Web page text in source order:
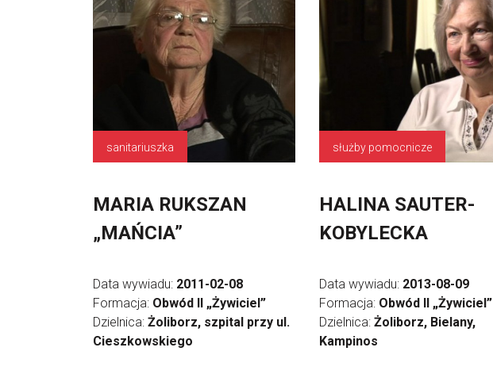
sanitariuszka
MARIA RUKSZAN
„MAŃCIA”
Data wywiadu: 2011-02-08
Formacja: Obwód II „Żywiciel”
Dzielnica: Żoliborz, szpital przy ul.
Cieszkowskiego
służby pomocnicze
HALINA SAUTER-
KOBYLECKA
Data wywiadu: 2013-08-09
Formacja: Obwód II „Żywiciel”
Dzielnica: Żoliborz, Bielany,
Kampinos